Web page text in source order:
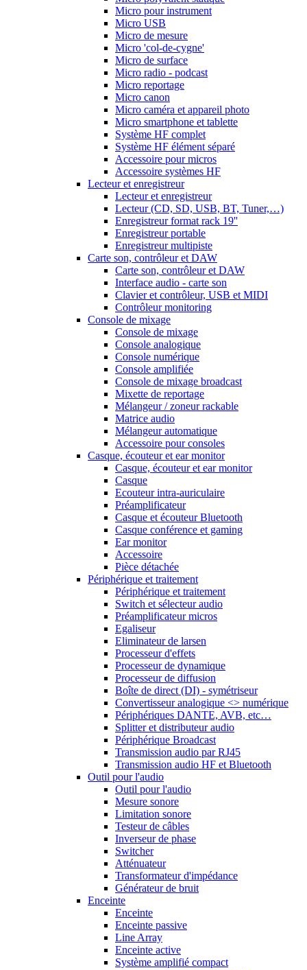
Micro pour instrument
Micro USB
Micro de mesure
Micro 'col-de-cygne'
Micro de surface
Micro radio - podcast
Micro reportage
Micro canon
Micro caméra et appareil photo
Micro smartphone et tablette
Système HF complet
Système HF élément séparé
Accessoire pour micros
Accessoire systèmes HF
Lecteur et enregistreur
Lecteur et enregistreur
Lecteur (CD, SD, USB, BT, Tuner,…)
Enregistreur format rack 19''
Enregistreur portable
Enregistreur multipiste
Carte son, contrôleur et DAW
Carte son, contrôleur et DAW
Interface audio - carte son
Clavier et contrôleur, USB et MIDI
Contrôleur monitoring
Console de mixage
Console de mixage
Console analogique
Console numérique
Console amplifiée
Console de mixage broadcast
Mixette de reportage
Mélangeur / zoneur rackable
Matrice audio
Mélangeur automatique
Accessoire pour consoles
Casque, écouteur et ear monitor
Casque, écouteur et ear monitor
Casque
Ecouteur intra-auriculaire
Préamplificateur
Casque et écouteur Bluetooth
Casque conférence et gaming
Ear monitor
Accessoire
Pièce détachée
Périphérique et traitement
Périphérique et traitement
Switch et sélecteur audio
Préamplificateur micros
Egaliseur
Eliminateur de larsen
Processeur d'effets
Processeur de dynamique
Processeur de diffusion
Boîte de direct (DI) - symétriseur
Convertisseur analogique <> numérique
Périphériques DANTE, AVB, etc…
Splitter et distributeur audio
Périphérique Broadcast
Transmission audio par RJ45
Transmission audio HF et Bluetooth
Outil pour l'audio
Outil pour l'audio
Mesure sonore
Limitation sonore
Testeur de câbles
Inverseur de phase
Switcher
Atténuateur
Transformateur d'impédance
Générateur de bruit
Enceinte
Enceinte
Enceinte passive
Line Array
Enceinte active
Système amplifié compact